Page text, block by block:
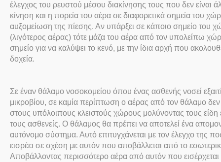
έλεγχος του ρευστού μέσου διακίνησης τους που δεν είναι
κίνηση και η πορεία του αέρα σε διαφορετικά σημεία του
αυξομείωση της πίεσης. Αν υπάρξει σε κάποιο σημείο του
(λιγότερος αέρας) τότε μάζα του αέρα από τον υπολείπω
σημείο για να καλύψει το κενό, με την ίδια αρχή που
δοχεία.
Σε έναν θάλαμο νοσοκομείου όπου ένας ασθενής νοσεί
μικροβίου, σε καμία περίπτωση ο αέρας από τον θάλαμο δεν
στους υπόλοιπους κλειστούς χώρους μολύνοντας τους είδη
τους ασθενείς. Ο θάλαμος θα πρέπει να αποτελεί ένα
αυτόνομο σύστημα. Αυτό επιτυγχάνεται με τον έλεγχο της
εισρέει σε σχέση με αυτόν που αποβάλλεται από το
Αποβάλλοντας περισσότερο αέρα από αυτόν που εισέρχεται